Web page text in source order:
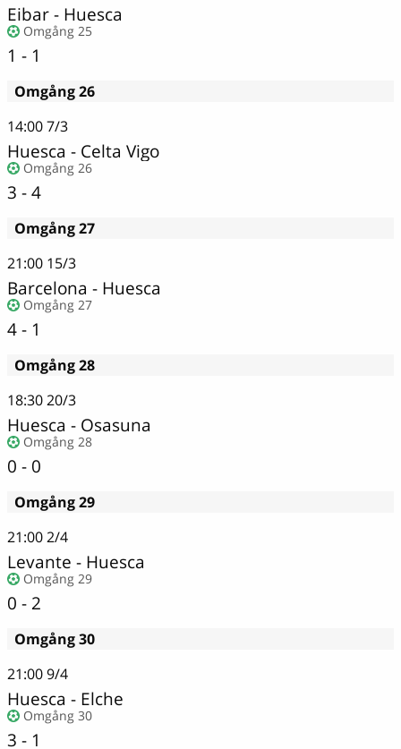
Eibar - Huesca
Omgång 25
1 - 1
Omgång 26
14:007/3
Huesca - Celta Vigo
Omgång 26
3 - 4
Omgång 27
21:00 15/3
Barcelona - Huesca
Omgång 27
4 - 1
Omgång 28
18:3020/3
Huesca - Osasuna
Omgång 28
0 - 0
Omgång 29
21:002/4
Levante - Huesca
Omgång 29
0 - 2
Omgång 30
21:009/4
Huesca - Elche
Omgång 30
3 - 1